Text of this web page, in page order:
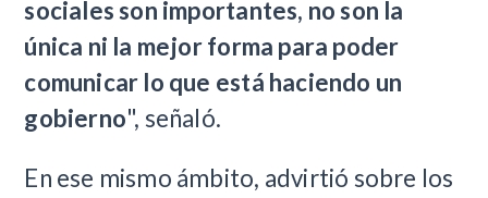
sociales son importantes, no son la
única ni la mejor forma para poder
comunicar lo que está haciendo un
gobierno", señaló.
En ese mismo ámbito, advirtió sobre los